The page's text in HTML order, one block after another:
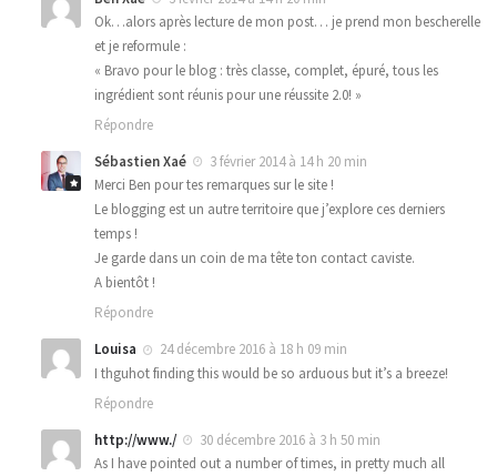
Ok…alors après lecture de mon post… je prend mon bescherelle
et je reformule :
« Bravo pour le blog : très classe, complet, épuré, tous les
ingrédient sont réunis pour une réussite 2.0! »
Répondre
Sébastien Xaé
3 février 2014 à 14 h 20 min
Merci Ben pour tes remarques sur le site !
Le blogging est un autre territoire que j’explore ces derniers
temps !
Je garde dans un coin de ma tête ton contact caviste.
A bientôt !
Répondre
Louisa
24 décembre 2016 à 18 h 09 min
I thguhot finding this would be so arduous but it’s a breeze!
Répondre
http://www./
30 décembre 2016 à 3 h 50 min
As I have pointed out a number of times, in pretty much all